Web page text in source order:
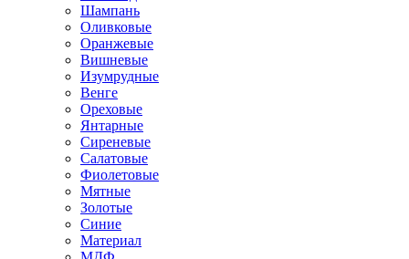
Шампань
Оливковые
Оранжевые
Вишневые
Изумрудные
Венге
Ореховые
Янтарные
Сиреневые
Салатовые
Фиолетовые
Мятные
Золотые
Синие
Материал